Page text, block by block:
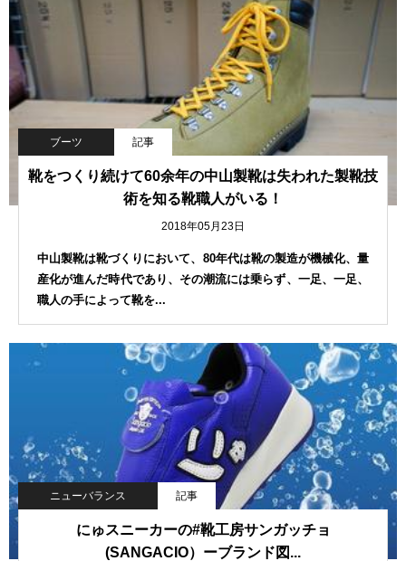
ブーツ 記事
靴をつくり続けて60余年の中山製靴は失われた製靴技
術を知る靴職人がいる！
2018年05月23日
中山製靴は靴づくりにおいて、80年代は靴の製造が機械化、量
産化が進んだ時代であり、その潮流には乗らず、一足、一足、
職人の手によって靴を...
ニューバランス 記事
にゅスニーカーの#靴工房サンガッチョ
(SANGACIO）ーブランド図...